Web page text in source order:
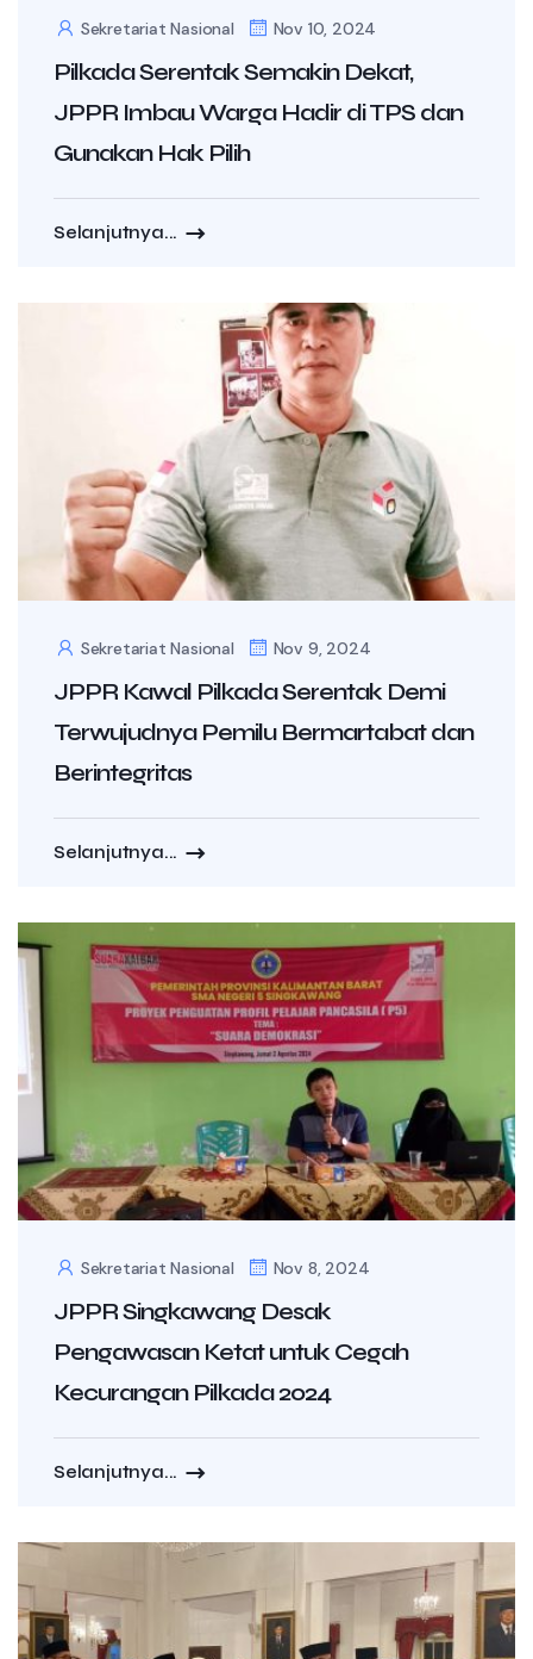
Sekretariat Nasional Nov 10, 2024
Pilkada Serentak Semakin Dekat,
JPPR Imbau Warga Hadir di TPS dan
Gunakan Hak Pilih
Selanjutnya...
Sekretariat Nasional Nov 9, 2024
JPPR Kawal Pilkada Serentak Demi
Terwujudnya Pemilu Bermartabat dan
Berintegritas
Selanjutnya...
Sekretariat Nasional Nov 8, 2024
JPPR Singkawang Desak
Pengawasan Ketat untuk Cegah
Kecurangan Pilkada 2024
Selanjutnya...